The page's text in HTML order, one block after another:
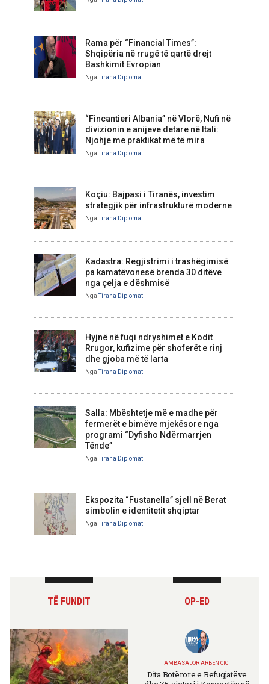
Rama për “Financial Times”:
Shqipëria në rrugë të qartë drejt
Bashkimit Evropian
NgaTirana Diplomat
“Fincantieri Albania” në Vlorë, Nufi në
divizionin e anijeve detare në Itali:
Njohje me praktikat më të mira
NgaTirana Diplomat
Koçiu: Bajpasi i Tiranës, investim
strategjik për infrastrukturë moderne
NgaTirana Diplomat
Kadastra: Regjistrimi i trashëgimisë
pa kamatëvonesë brenda 30 ditëve
nga çelja e dëshmisë
NgaTirana Diplomat
Hyjnë në fuqi ndryshimet e Kodit
Rrugor, kufizime për shoferët e rinj
dhe gjoba më të larta
NgaTirana Diplomat
Salla: Mbështetje më e madhe për
fermerët e bimëve mjekësore nga
programi “Dyfisho Ndërmarrjen
Tënde”
NgaTirana Diplomat
Ekspozita “Fustanella” sjell në Berat
simbolin e identitetit shqiptar
NgaTirana Diplomat
TË FUNDIT OP-ED
AMBASADOR ARBEN CICI
Dita Botërore e Refugjatëve